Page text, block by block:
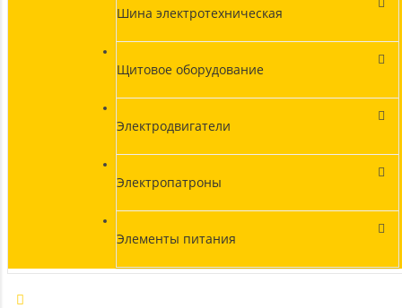
Шина электротехническая
Щитовое оборудование
Электродвигатели
Электропатроны
Элементы питания